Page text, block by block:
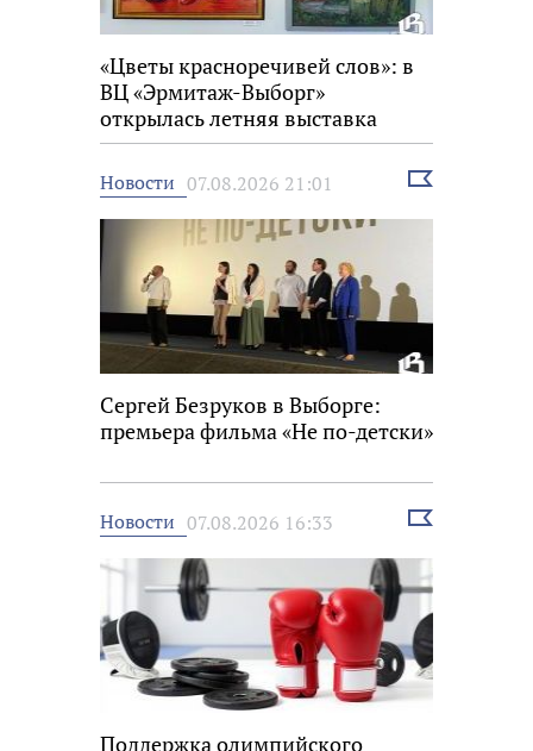
«Цветы красноречивей слов»: в
ВЦ «Эрмитаж-Выборг»
открылась летняя выставка
Новости 07.08.2026 21:01
Выбрать
Сергей Безруков в Выборге:
премьера фильма «Не по-детски»
Новости 07.08.2026 16:33
Выбрать
Поддержка олимпийского